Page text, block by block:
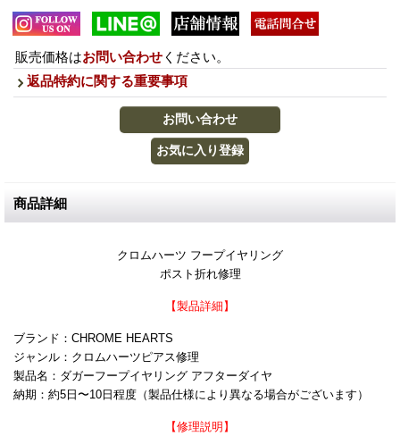
販売価格はお問い合わせ ください。
返品特約に関する重要事項
商品詳細
クロムハーツ フープイヤリング
ポスト折れ修理
【製品詳細】
ブランド：CHROME HEARTS
ジャンル：クロムハーツピアス修理
製品名：ダガーフープイヤリング アフターダイヤ
納期：約5日〜10日程度（製品仕様により異なる場合がございます）
【修理説明】